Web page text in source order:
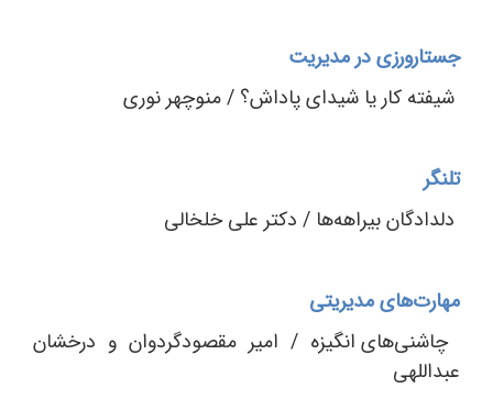
جستارورزی در مدیریت
شیفته کار یا شیدای پاداش؟ / منوچهر نوری
تلنگر
دلدادگان بیراهه‌ها / دکتر علی خلخالی
مهارت‌های مدیریتی
چاشنی‌های انگیزه / امیر مقصودگردوان و درخشان
عبداللهی